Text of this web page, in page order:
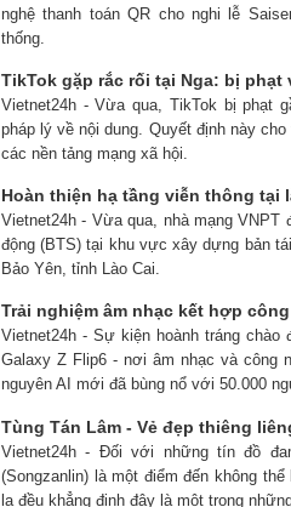
nghệ thanh toán QR cho nghi lễ
thống.
TikTok gặp rắc rối tại Nga: bị
Vietnet24h - Vừa qua, TikTok bị phạt
pháp lý về nội dung. Quyết định này
các nền tảng mạng xã hội.
Hoàn thiện hạ tầng viễn thông tại
Vietnet24h - Vừa qua, nhà mạng
động (BTS) tại khu vực xây dựng bản
Bảo Yên, tỉnh Lào Cai.
Trải nghiệm âm nhạc kết hợp
Vietnet24h - Sự kiện hoành tráng
Galaxy Z Flip6 - nơi âm nhạc và công
nguyên AI mới đã bùng nổ với 50.000
Tùng Tán Lâm - Vẻ đẹp thiêng
Vietnet24h - Đối với những tín đồ
(Songzanlin) là một điểm đến không
la đều khẳng định đây là một trong